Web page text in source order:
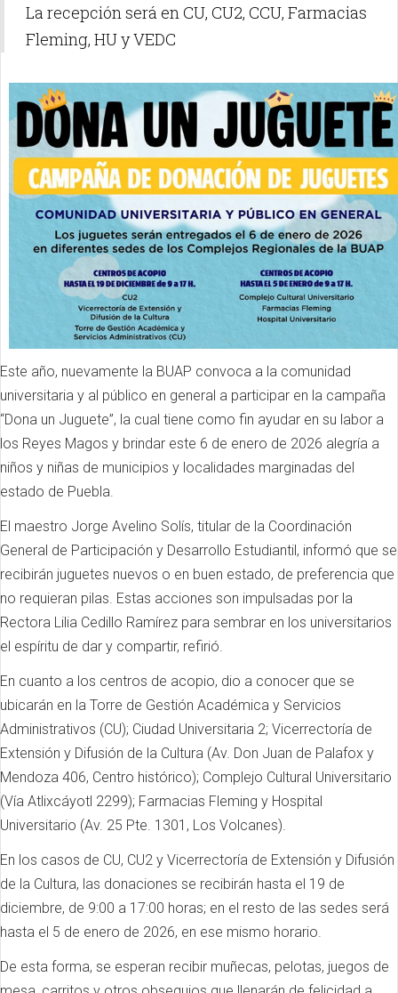
La recepción será en CU, CU2, CCU, Farmacias
Fleming, HU y VEDC
Este año, nuevamente la BUAP convoca a la comunidad
universitaria y al público en general a participar en la campaña
“Dona un Juguete”, la cual tiene como fin ayudar en su labor a
los Reyes Magos y brindar este 6 de enero de 2026 alegría a
niños y niñas de municipios y localidades marginadas del
estado de Puebla.
El maestro Jorge Avelino Solís, titular de la Coordinación
General de Participación y Desarrollo Estudiantil, informó que se
recibirán juguetes nuevos o en buen estado, de preferencia que
no requieran pilas. Estas acciones son impulsadas por la
Rectora Lilia Cedillo Ramírez para sembrar en los universitarios
el espíritu de dar y compartir, refirió.
En cuanto a los centros de acopio, dio a conocer que se
ubicarán en la Torre de Gestión Académica y Servicios
Administrativos (CU); Ciudad Universitaria 2; Vicerrectoría de
Extensión y Difusión de la Cultura (Av. Don Juan de Palafox y
Mendoza 406, Centro histórico); Complejo Cultural Universitario
(Vía Atlixcáyotl 2299); Farmacias Fleming y Hospital
Universitario (Av. 25 Pte. 1301, Los Volcanes).
En los casos de CU, CU2 y Vicerrectoría de Extensión y Difusión
de la Cultura, las donaciones se recibirán hasta el 19 de
diciembre, de 9:00 a 17:00 horas; en el resto de las sedes será
hasta el 5 de enero de 2026, en ese mismo horario.
De esta forma, se esperan recibir muñecas, pelotas, juegos de